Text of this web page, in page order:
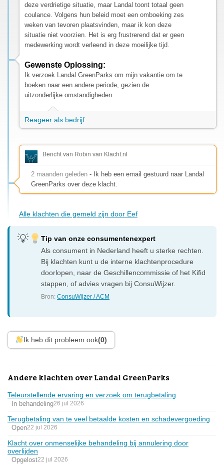
deze verdrietige situatie, maar Landal toont totaal geen
coulance. Volgens hun beleid moet een omboeking zes
weken van tevoren plaatsvinden, maar ik kon deze
situatie niet voorzien. Het is erg frustrerend dat er geen
medewerking wordt verleend in deze moeilijke tijd.
Gewenste Oplossing:
Ik verzoek Landal GreenParks om mijn vakantie om te
boeken naar een andere periode, gezien de
uitzonderlijke omstandigheden.
Reageer als bedrijf
Bericht van Robin van Klacht.nl
2 maanden geleden - Ik heb een email gestuurd naar Landal
GreenParks over deze klacht.
Alle klachten die gemeld zijn door Eef
Tip van onze consumentenexpert
Als consument in Nederland heeft u sterke rechten.
Bij klachten kunt u de interne klachtenprocedure
doorlopen, naar de Geschillencommissie of het Kifid
stappen, of advies vragen bij ConsuWijzer.
Bron:ConsuWijzer / ACM
Ik heb dit probleem ook(0)
Andere klachten over Landal GreenParks
Teleurstellende ervaring en verzoek om terugbetaling
In behandeling26 jul 2026
Terugbetaling van te veel betaalde kosten en schadevergoeding
Open22 jul 2026
Klacht over onmenselijke behandeling bij annulering door
overlijden
Opgelost22 jul 2026